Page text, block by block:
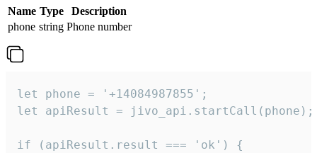
Name Type
Description
phone string Phone number
let phone = '+14084987855';
let apiResult = jivo_api.startCall(phone);
if (apiResult.result === 'ok') {